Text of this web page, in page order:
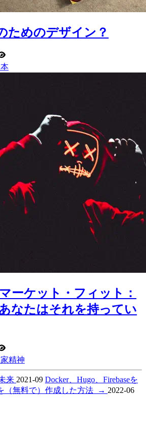
ためのデザイン？
本
ーケット・フィット：
なたはそれを持ってい
精神
来 2021-09 Docker、Hugo、Firebaseを
（無料で）作成した方法
→ 2022-06